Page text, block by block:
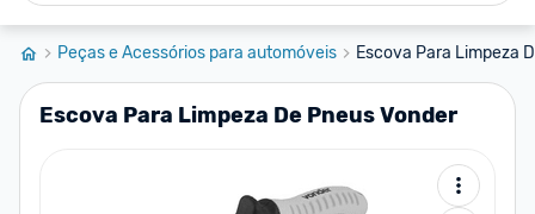
Peças e Acessórios para automóveis Escova Para Limpeza
Escova Para Limpeza De Pneus Vonder